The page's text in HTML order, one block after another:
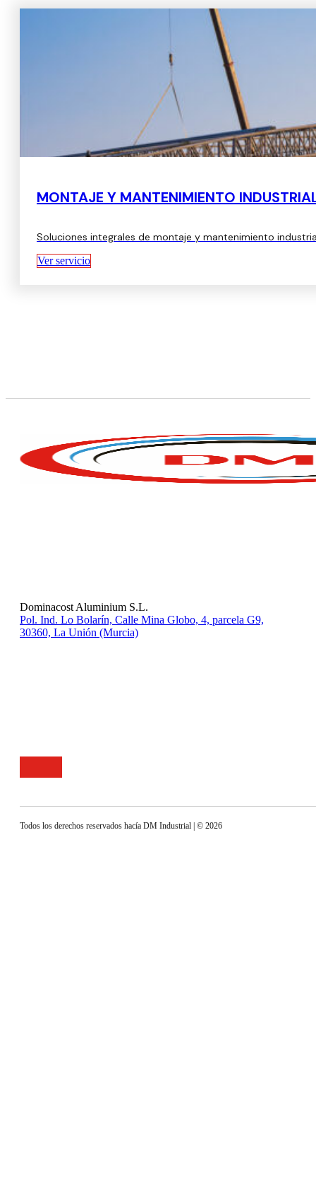
MONTAJE Y MANTENIMIENTO
Soluciones integrales de montaje y mantenimiento
Ver servicio
Dominacost Aluminium S.L.
Pol. Ind. Lo Bolarín, Calle Mina Globo, 4, parcela G9,
30360, La Unión​ (Murcia)
Todos los derechos reservados hacía DM Industrial | © 2026